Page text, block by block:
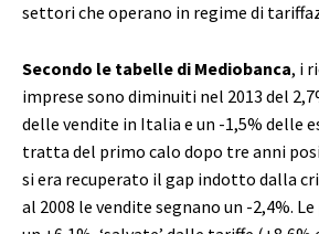
settori che operano in regime di
Secondo le tabelle di Mediobanca, i
imprese sono diminuiti nel 2013 del
delle vendite in Italia e un -1,5% delle
tratta del primo calo dopo tre anni
si era recuperato il gap indotto dalla
al 2008 le vendite segnano un -2,4%.